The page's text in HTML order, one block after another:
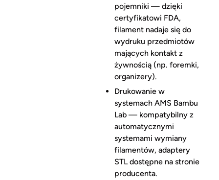
pojemniki — dzięki
certyfikatowi FDA,
filament nadaje się do
wydruku przedmiotów
mających kontakt z
żywnością (np. foremki,
organizery).
Drukowanie w
systemach AMS Bambu
Lab — kompatybilny z
automatycznymi
systemami wymiany
filamentów, adaptery
STL dostępne na stronie
producenta.